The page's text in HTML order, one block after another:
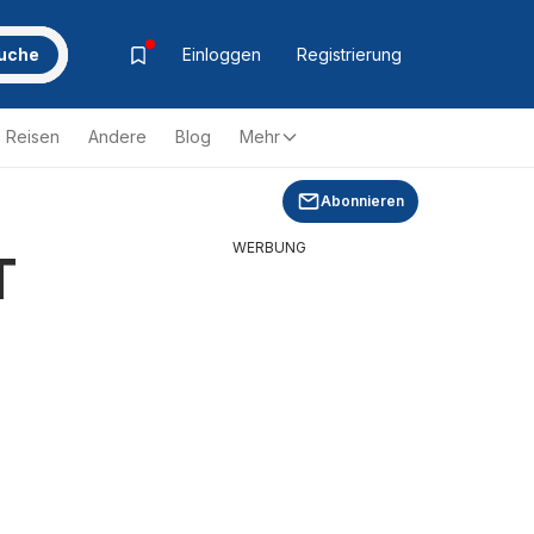
Einloggen Registrierung
Reisen Andere Blog Mehr
Abonnieren
WERBUNG